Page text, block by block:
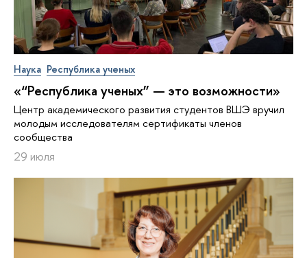
Наука Республика ученых
«“Республика ученых” — это возможности»
Центр академического развития студентов ВШЭ вручил
молодым исследователям сертификаты членов
сообщества
29 июля